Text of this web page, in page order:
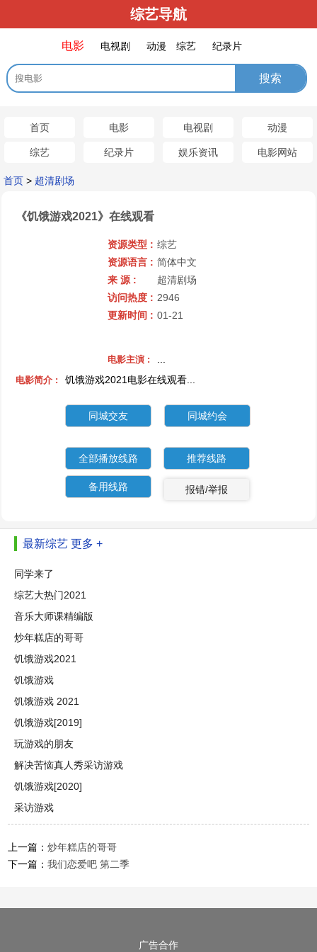
综艺导航
电影 电视剧 动漫 综艺 纪录片
首页 电影 电视剧 动漫
综艺 纪录片 娱乐资讯 电影网站
首页 > 超清剧场
《饥饿游戏2021》在线观看
资源类型 : 综艺
资源语言 : 简体中文
来 源 :
超清剧场
访问热度 : 2946
更新时间 : 01-21
电影主演 :
电影简介 : 饥饿游戏2021电影在线观看...
全部播放线路 推荐线路
同城交友 同城约会
备用线路 报错/举报
最新综艺 更多 +
同学来了
综艺大热门2021
音乐大师课精编版
炒年糕店的哥哥
饥饿游戏2021
饥饿游戏
饥饿游戏 2021
饥饿游戏[2019]
玩游戏的朋友
解决苦恼真人秀采访游戏
饥饿游戏[2020]
采访游戏
上一篇：炒年糕店的哥哥
下一篇：我们恋爱吧 第二季
广告合作